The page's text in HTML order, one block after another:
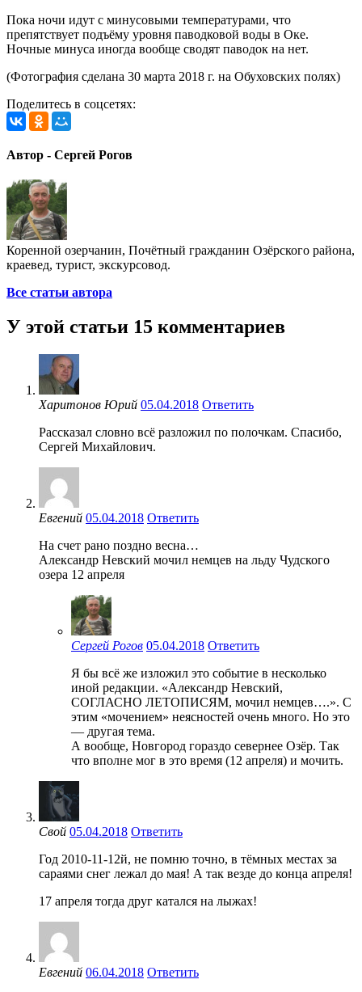
Пока ночи идут с минусовыми температурами, что
препятствует подъёму уровня паводковой воды в Оке.
Ночные минуса иногда вообще сводят паводок на нет.
(Фотография сделана 30 марта 2018 г. на Обуховских полях)
Поделитесь в соцсетях:
Автор - Сергей Рогов
Коренной озерчанин, Почётный гражданин Озёрского района,
краевед, турист, экскурсовод.
Все статьи автора
У этой статьи 15 комментариев
Харитонов Юрий 05.04.2018 Ответить
Рассказал словно всё разложил по полочкам. Спасибо,
Сергей Михайлович.
Евгений 05.04.2018 Ответить
На счет рано поздно весна…
Александр Невский мочил немцев на льду Чудского
озера 12 апреля
Сергей Рогов 05.04.2018 Ответить
Я бы всё же изложил это событие в несколько
иной редакции. «Александр Невский,
СОГЛАСНО ЛЕТОПИСЯМ, мочил немцев….». С
этим «мочением» неясностей очень много. Но это
— другая тема.
А вообще, Новгород гораздо севернее Озёр. Так
что вполне мог в это время (12 апреля) и мочить.
Свой 05.04.2018 Ответить
Год 2010-11-12й, не помню точно, в тёмных местах за
сараями снег лежал до мая! А так везде до конца апреля!
17 апреля тогда друг катался на лыжах!
Евгений 06.04.2018 Ответить